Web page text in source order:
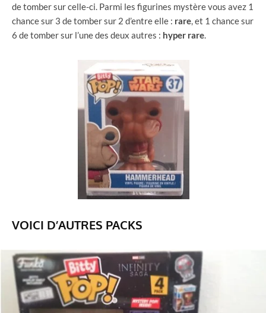
de tomber sur celle-ci. Parmi les figurines mystère vous avez 1
chance sur 3 de tomber sur 2 d’entre elle : rare , et 1 chance sur
6 de tomber sur l’une des deux autres : hyper rare
VOICI D’AUTRES PACKS